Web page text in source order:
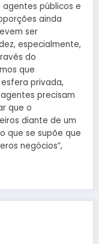
agentes públicos e
ainda
ser
especialmente,
do
que
privada,
precisam
que o
diante de um
que se supõe que
negócios”,